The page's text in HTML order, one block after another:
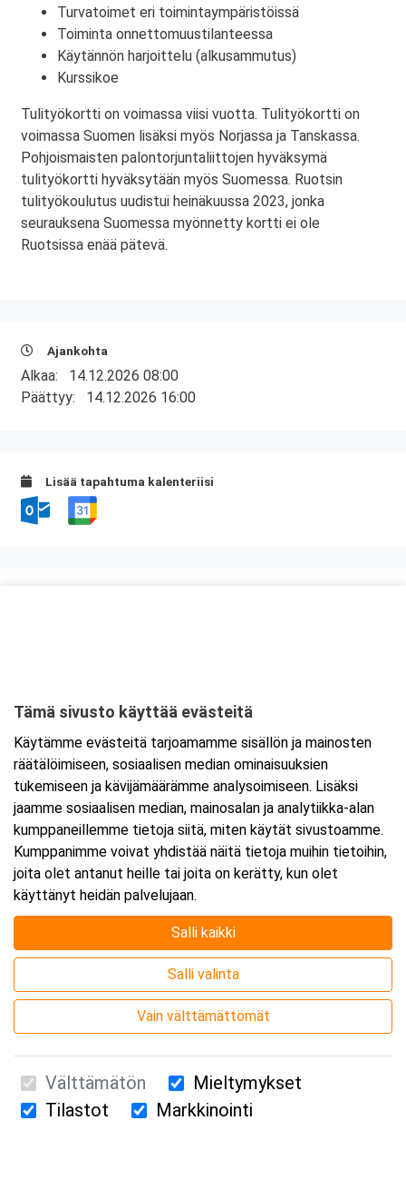
Turvatoimet eri toimintaympäristöissä
Toiminta onnettomuustilanteessa
Käytännön harjoittelu (alkusammutus)
Kurssikoe
Tulityökortti on voimassa viisi vuotta. Tulityökortti on
voimassa Suomen lisäksi myös Norjassa ja Tanskassa.
Pohjoismaisten palontorjuntaliittojen hyväksymä
tulityökortti hyväksytään myös Suomessa. Ruotsin
tulityökoulutus uudistui heinäkuussa 2023, jonka
seurauksena Suomessa myönnetty kortti ei ole
Ruotsissa enää pätevä.
Ajankohta
Alkaa: 14.12.2026 08:00
Päättyy: 14.12.2026 16:00
Lisää tapahtuma kalenteriisi
Tarkempi kartta ja ajo-ohjeet
Suomen Ensiapukoulutus Oy / Valimotie 21 / 00380 Helsinki
Tämä sivusto käyttää evästeitä
Käytämme evästeitä tarjoamamme sisällön ja mainosten
räätälöimiseen, sosiaalisen median ominaisuuksien
tukemiseen ja kävijämäärämme analysoimiseen. Lisäksi
jaamme sosiaalisen median, mainosalan ja analytiikka-alan
kumppaneillemme tietoja siitä, miten käytät sivustoamme.
Kumppanimme voivat yhdistää näitä tietoja muihin tietoihin,
joita olet antanut heille tai joita on kerätty, kun olet
käyttänyt heidän palvelujaan.
Salli kaikki
Salli valinta
Vain välttämättömät
Välttämätön
Mieltymykset
Tilastot
Markkinointi